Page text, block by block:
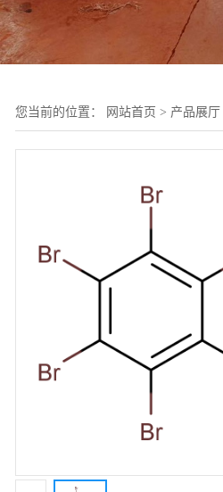
您当前的位置： 网站首页 > 产品展厅